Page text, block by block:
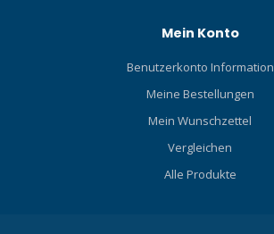
Mein Konto
Benutzerkonto Information
Meine Bestellungen
Mein Wunschzettel
Vergleichen
Alle Produkte